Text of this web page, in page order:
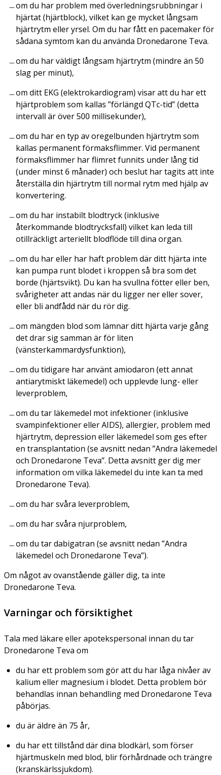
om du har problem med överledningsrubbningar i
hjärtat (hjärtblock), vilket kan ge mycket långsam
hjärtrytm eller yrsel. Om du har fått en pacemaker för
sådana symtom kan du använda Dronedarone Teva.
om du har väldigt långsam hjärtrytm (mindre än 50
slag per minut),
om ditt EKG (elektrokardiogram) visar att du har ett
hjärtproblem som kallas ”förlängd QTc-tid” (detta
intervall är över 500 millisekunder),
om du har en typ av oregelbunden hjärtrytm som
kallas permanent förmaksflimmer. Vid permanent
förmaksflimmer har flimret funnits under lång tid
(under minst 6 månader) och beslut har tagits att inte
återställa din hjärtrytm till normal rytm med hjälp av
konvertering.
om du har instabilt blodtryck (inklusive
återkommande blodtrycksfall) vilket kan leda till
otillräckligt arteriellt blodflöde till dina organ.
om du har eller har haft problem där ditt hjärta inte
kan pumpa runt blodet i kroppen så bra som det
borde (hjärtsvikt). Du kan ha svullna fötter eller ben,
svårigheter att andas när du ligger ner eller sover,
eller bli andfådd när du rör dig.
om mängden blod som lämnar ditt hjärta varje gång
det drar sig samman är för liten
(vänsterkammardysfunktion),
om du tidigare har använt amiodaron (ett annat
antiarytmiskt läkemedel) och upplevde lung- eller
leverproblem,
om du tar läkemedel mot infektioner (inklusive
svampinfektioner eller AIDS), allergier, problem med
hjärtrytm, depression eller läkemedel som ges efter
en transplantation (se avsnitt nedan ”Andra läkemedel
och Dronedarone Teva”. Detta avsnitt ger dig mer
information om vilka läkemedel du inte kan ta med
Dronedarone Teva).
om du har svåra leverproblem,
om du har svåra njurproblem,
om du tar dabigatran (se avsnitt nedan ”Andra
läkemedel och Dronedarone Teva”).
Om något av ovanstående gäller dig, ta inte
Dronedarone Teva.
Varningar och försiktighet
Tala med läkare eller apotekspersonal innan du tar
Dronedarone Teva om
du har ett problem som gör att du har låga nivåer av
kalium eller magnesium i blodet. Detta problem bör
behandlas innan behandling med Dronedarone Teva
påbörjas.
du är äldre än 75 år,
du har ett tillstånd där dina blodkärl, som förser
hjärtmuskeln med blod, blir förhårdnade och trängre
(kranskärlssjukdom).